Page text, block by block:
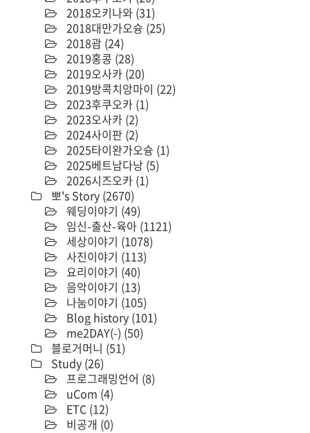
2018오키나와 (31)
2018대만가오슝 (25)
2018괌 (24)
2019홍콩 (28)
2019오사카 (20)
2019방콕치앙마이 (22)
2023후쿠오카 (1)
2023오사카 (2)
2024사이판 (2)
2025타이완가오슝 (1)
2025베트남다낭 (5)
2026시즈오카 (1)
뽀's Story (2670)
웨딩이야기 (49)
임신-출산-육아 (1121)
세상이야기 (1078)
사진이야기 (113)
요리이야기 (40)
음악이야기 (13)
나눔이야기 (105)
Blog history (101)
me2DAY(-) (50)
블로거머니 (51)
Study (26)
프로그래밍언어 (8)
uCom (4)
ETC (12)
비공개 (0)